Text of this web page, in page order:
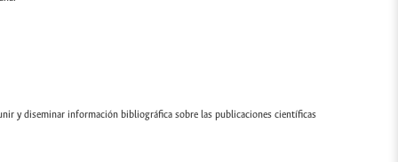
y diseminar información bibliográfica sobre las publicaciones científicas